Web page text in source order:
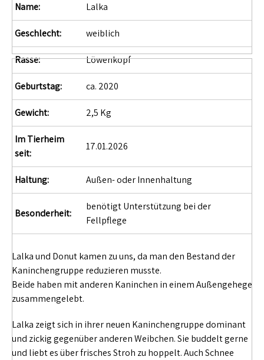
Name: Lalka
Geschlecht: weiblich
Rasse: Löwenkopf
Geburtstag: ca. 2020
Gewicht: 2,5 Kg
Im Tierheim
seit:
17.01.2026
Haltung: Außen- oder Innenhaltung
Besonderheit:
benötigt Unterstützung bei der
Fellpflege
Lalka und Donut kamen zu uns, da man den Bestand der
Kaninchengruppe reduzieren musste.
Beide haben mit anderen Kaninchen in einem Außengehege
zusammengelebt.
Lalka zeigt sich in ihrer neuen Kaninchengruppe dominant
und zickig gegenüber anderen Weibchen. Sie buddelt gerne
und liebt es über frisches Stroh zu hoppelt. Auch Schnee